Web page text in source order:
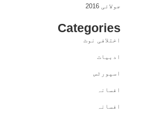
جولائی 2016
Categories
اختلافی نوٹ
ادبیات
اسپورٹس
افسانہ
افسانہ